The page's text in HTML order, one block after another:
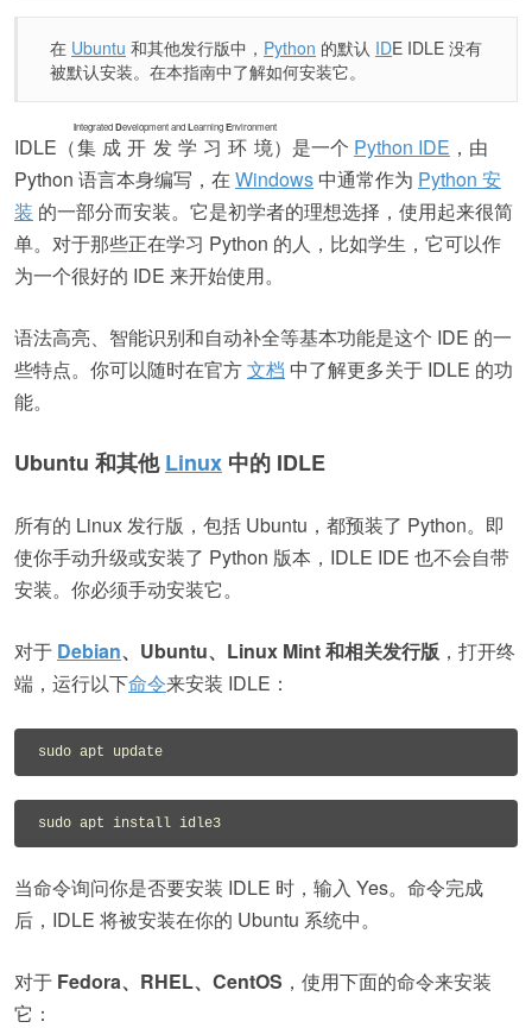
在 Ubuntu 和其他发行版中， Python 的默认 IDE IDLE 没有
被默认安装。在本指南中了解如何安装它。
IDLE（集成开发学习环境
IntegratedDevelopment andL earningEnvironment
）是一个 Python IDE ，由
Python 语言本身编写，在 Windows 中通常作为 Python 安
装 的一部分而安装。它是初学者的理想选择，使用起来很简
单。对于那些正在学习 Python 的人，比如学生，它可以作
为一个很好的 IDE 来开始使用。
语法高亮、智能识别和自动补全等基本功能是这个 IDE 的一
些特点。你可以随时在官方文档 中了解更多关于 IDLE 的功
能。
Ubuntu 和其他Linux 中的 IDLE
所有的 Linux 发行版，包括 Ubuntu，都预装了 Python。即
使你手动升级或安装了 Python 版本，IDLE IDE 也不会自带
安装。你必须手动安装它。
对于 Debian、Ubuntu、Linux Mint 和相关发行版 ，打开终
端，运行以下命令来安装 IDLE：
当命令询问你是否要安装 IDLE 时，输入 Yes。命令完成
后，IDLE 将被安装在你的 Ubuntu 系统中。
对于 Fedora、RHEL、CentOS ，使用下面的命令来安装
它：